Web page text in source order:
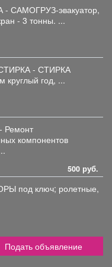
САМОГРУЗ-эвакуатор,
- 3 тонны. ...
- СТИРКА
круглый год, ...
компонентов
500 руб.
под ключ; ролетные,
Подать объявление